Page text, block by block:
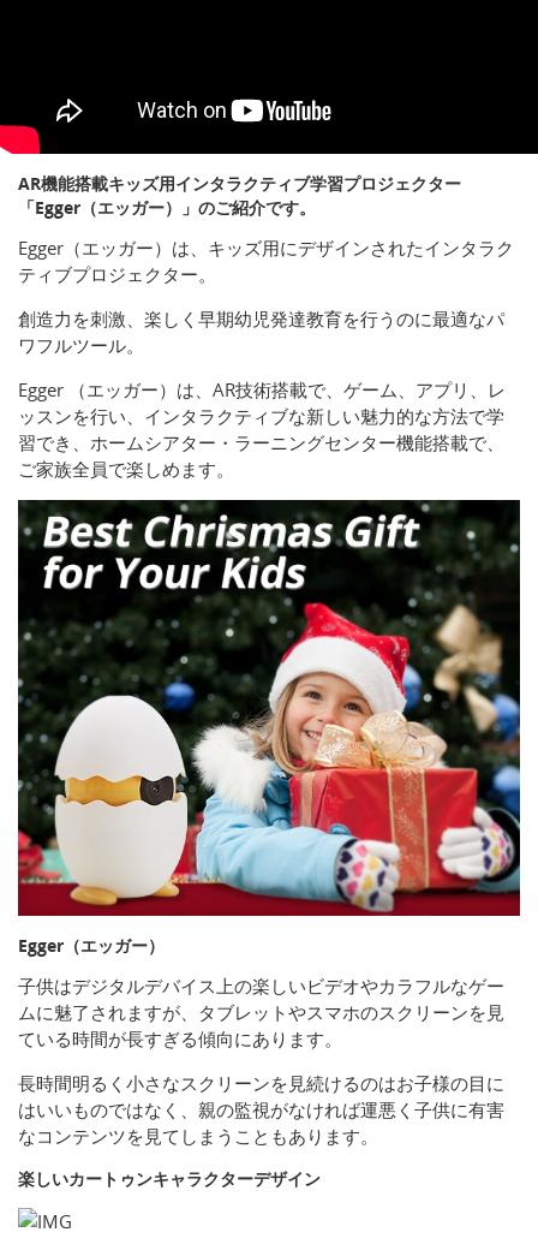
AR機能搭載キッズ用インタラクティブ学習プロジェクター
「Egger（エッガー）」のご紹介です。
Egger（エッガー）は、キッズ用にデザインされたインタラク
ティブプロジェクター。
創造力を刺激、楽しく早期幼児発達教育を行うのに最適なパ
ワフルツール。
Egger （エッガー）は、AR技術搭載で、ゲーム、アプリ、レ
ッスンを行い、インタラクティブな新しい魅力的な方法で学
習でき、ホームシアター・ラーニングセンター機能搭載で、
ご家族全員で楽しめます。
Egger（エッガー）
子供はデジタルデバイス上の楽しいビデオやカラフルなゲー
ムに魅了されますが、タブレットやスマホのスクリーンを見
ている時間が長すぎる傾向にあります。
長時間明るく小さなスクリーンを見続けるのはお子様の目に
はいいものではなく、親の監視がなければ運悪く子供に有害
なコンテンツを見てしまうこともあります。
楽しいカートゥンキャラクターデザイン